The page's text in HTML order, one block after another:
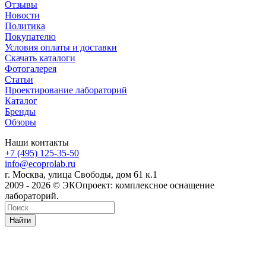
Отзывы
Новости
Политика
Покупателю
Условия оплаты и доставки
Скачать каталоги
Фотогалерея
Статьи
Проектирование лабораторий
Каталог
Бренды
Обзоры
Наши контакты
+7 (495) 125-35-50
info@ecoprolab.ru
г. Москва, улица Свободы, дом 61 к.1
2009 - 2026 © ЭКОпроект: комплексное оснащение
лабораторий.
Найти